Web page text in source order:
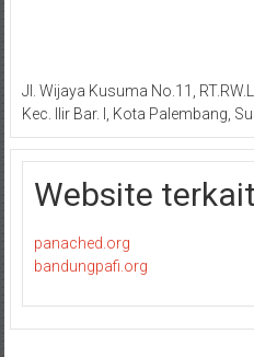
Jl. Wijaya Kusuma No.11,
Kec. Ilir Bar. I, Kota Palembang,
Website terkait
panached.org
bandungpafi.org